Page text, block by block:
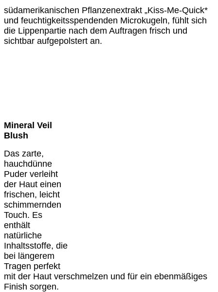
südamerikanischen Pflanzenextrakt „Kiss-Me-Quick*
und feuchtigkeitsspendenden Microkugeln, fühlt sich
die Lippenpartie nach dem Auftragen frisch und
sichtbar aufgepolstert an.
Mineral Veil
Blush
Das zarte,
hauchdünne
Puder verleiht
der Haut einen
frischen, leicht
schimmernden
Touch. Es
enthält
natürliche
Inhaltsstoffe, die
bei längerem
Tragen perfekt
mit der Haut verschmelzen und für ein ebenmäßiges
Finish sorgen.